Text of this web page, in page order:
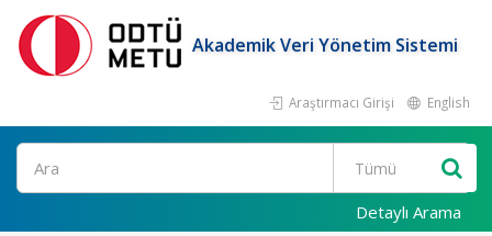
Akademik Veri Yönetim Sistemi
Araştırmacı Girişi English
Ara
Detaylı Arama